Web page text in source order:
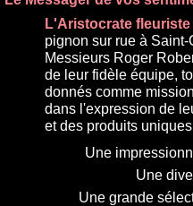
L'Aristocrate fleuriste
pignon sur rue à
Messieurs Roger
de leur fidèle équipe,
donnés comme
dans l'expression de
et des produits
Une
Une
Une grande